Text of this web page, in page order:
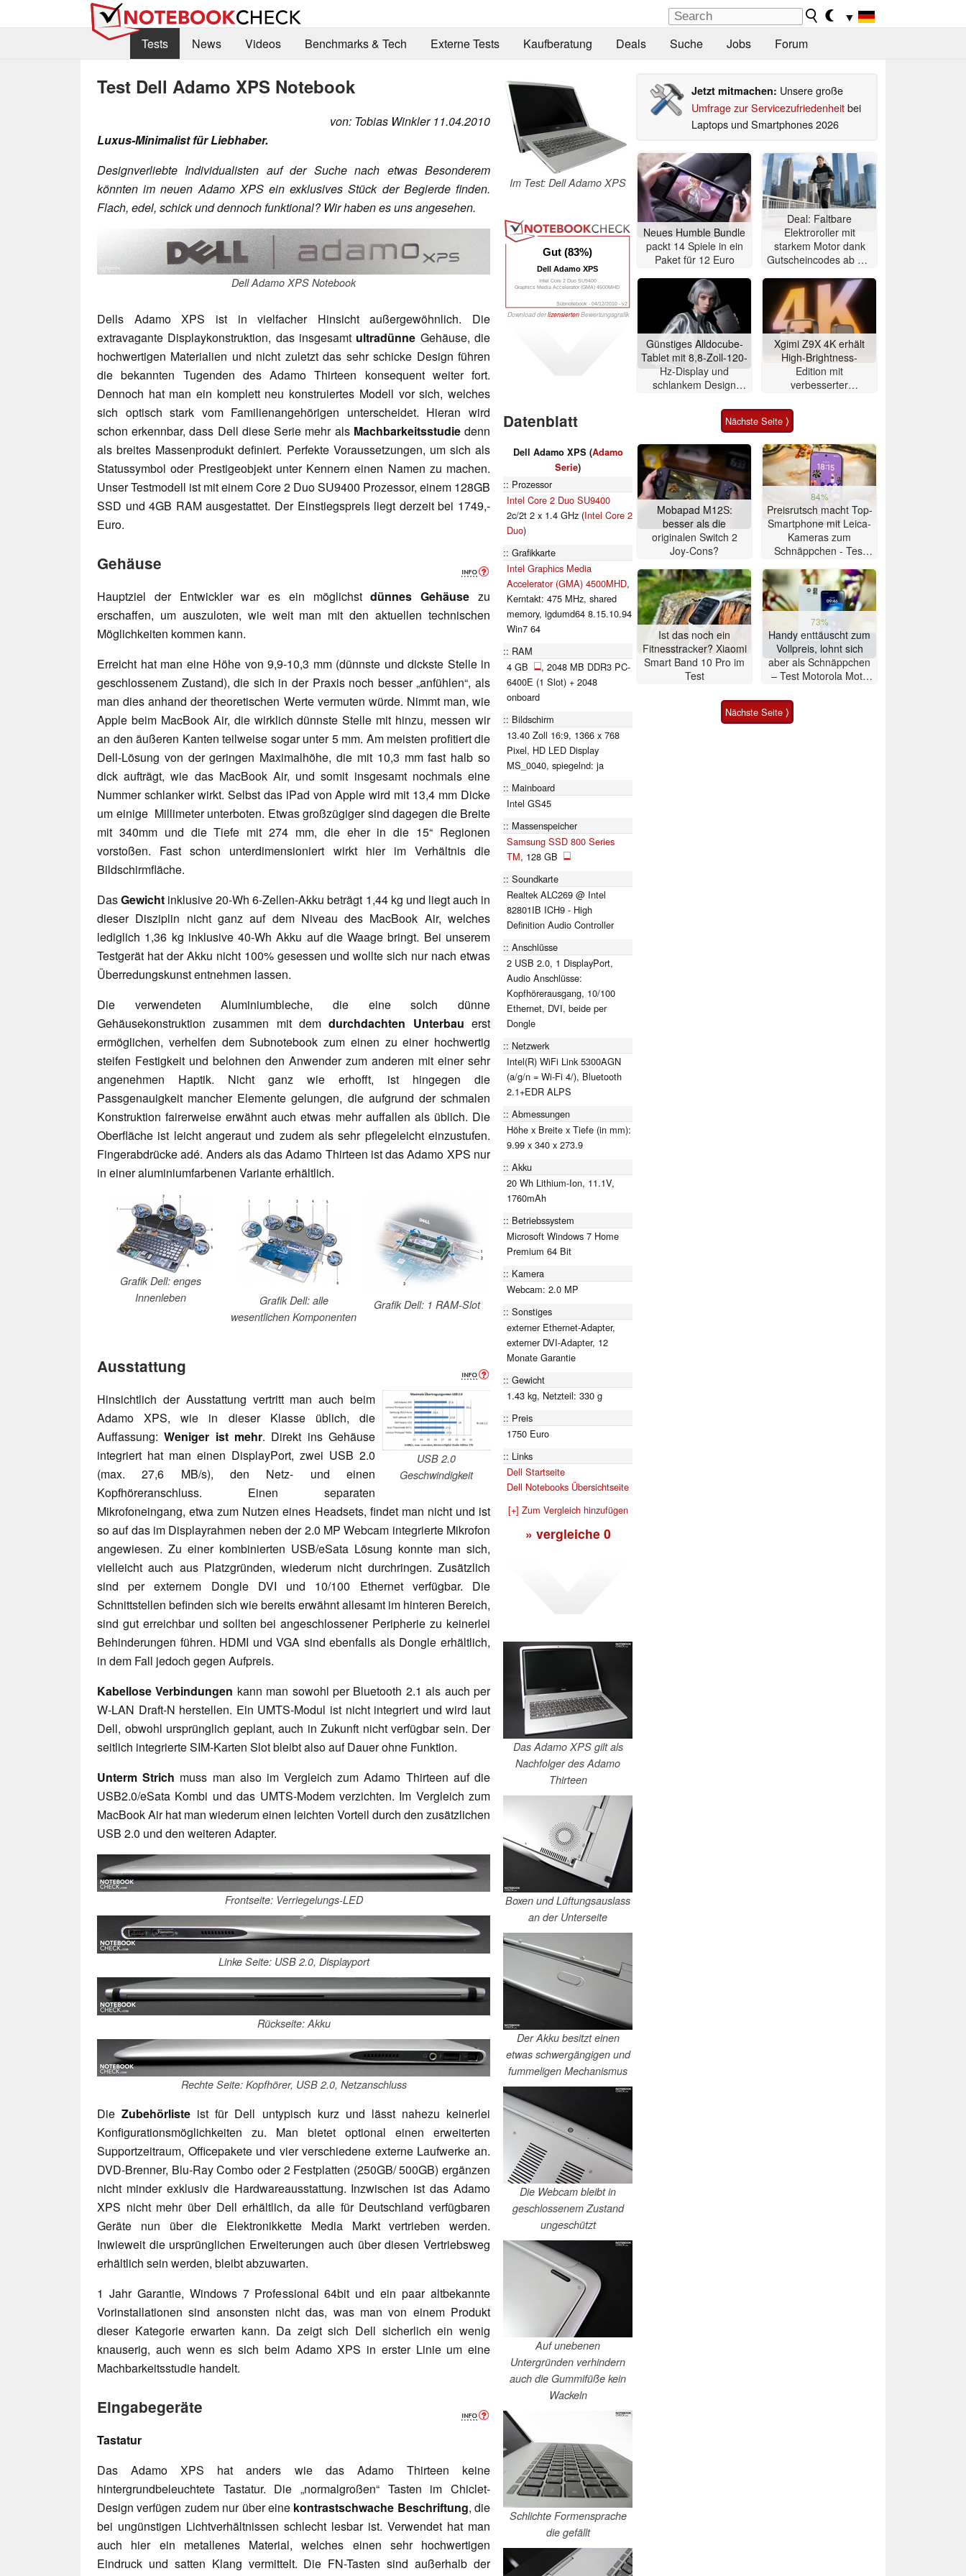
▼
Tests
News Videos Benchmarks & Tech Externe Tests Kaufberatung Deals Suche Jobs Forum
Test Dell Adamo XPS Notebook
von: Tobias Winkler 11.04.2010
Luxus-Minimalist für Liebhaber.
Designverliebte Individualisten auf der Suche nach etwas Besonderem
könnten im neuen Adamo XPS ein exklusives Stück der Begierde finden.
Flach, edel, schick und dennoch funktional? Wir haben es uns angesehen.
Dell Adamo XPS Notebook
Dells Adamo XPS ist in vielfacher Hinsicht außergewöhnlich. Die
extravagante Displaykonstruktion, das insgesamt ultradünne Gehäuse, die
hochwertigen Materialien und nicht zuletzt das sehr schicke Design führen
die bekannten Tugenden des Adamo Thirteen konsequent weiter fort.
Dennoch hat man ein komplett neu konstruiertes Modell vor sich, welches
sich optisch stark vom Familienangehörigen unterscheidet. Hieran wird
schon erkennbar, dass Dell diese Serie mehr als Machbarkeitsstudiedenn
als breites Massenprodukt definiert. Perfekte Voraussetzungen, um sich als
Statussymbol oder Prestigeobjekt unter Kennern einen Namen zu machen.
Unser Testmodell ist mit einem Core 2 Duo SU9400 Prozessor, einem 128GB
SSD und 4GB RAM ausgestattet. Der Einstiegspreis liegt derzeit bei 1749,-
Euro.
Gehäuse
Hauptziel der Entwickler war es ein möglichstdünnes Gehäuse zu
erschaffen, um auszuloten, wie weit man mit den aktuellen technischen
Möglichkeiten kommen kann.
Erreicht hat man eine Höhe von 9,9-10,3 mm (dünnste und dickste Stelle in
geschlossenem Zustand), die sich in der Praxis noch besser „anfühlen“, als
man dies anhand der theoretischen Werte vermuten würde. Nimmt man, wie
Apple beim MacBook Air, die wirklich dünnste Stelle mit hinzu, messen wir
an den äußeren Kanten teilweise sogar unter 5 mm. Am meisten profitiert die
Dell-Lösung von der geringen Maximalhöhe, die mit 10,3 mm fast halb so
dick aufträgt, wie das MacBook Air, und somit insgesamt nochmals eine
Nummer schlanker wirkt. Selbst das iPad von Apple wird mit 13,4 mm Dicke
um einige Millimeter unterboten. Etwas großzügiger sind dagegen die Breite
mit 340mm und die Tiefe mit 274 mm, die eher in die 15“ Regionen
vorstoßen. Fast schon unterdimensioniert wirkt hier im Verhältnis die
Bildschirmfläche.
DasGewicht inklusive 20-Wh 6-Zellen-Akku beträgt 1,44 kg und liegt auch in
dieser Disziplin nicht ganz auf dem Niveau des MacBook Air, welches
lediglich 1,36 kg inklusive 40-Wh Akku auf die Waage bringt. Bei unserem
Testgerät hat der Akku nicht 100% gesessen und wollte sich nur nach etwas
Überredungskunst entnehmen lassen.
Die verwendeten Aluminiumbleche, die eine solch dünne
Gehäusekonstruktion zusammen mit demdurchdachten Unterbau erst
ermöglichen, verhelfen dem Subnotebook zum einen zu einer hochwertig
steifen Festigkeit und belohnen den Anwender zum anderen mit einer sehr
angenehmen Haptik. Nicht ganz wie erhofft, ist hingegen die
Passgenauigkeit mancher Elemente gelungen, die aufgrund der schmalen
Konstruktion fairerweise erwähnt auch etwas mehr auffallen als üblich. Die
Oberfläche ist leicht angeraut und zudem als sehr pflegeleicht einzustufen.
Fingerabdrücke adé. Anders als das Adamo Thirteen ist das Adamo XPS nur
in einer aluminiumfarbenen Variante erhältlich.
Grafik Dell: enges
Innenleben
Grafik Dell: alle
wesentlichen Komponenten
Grafik Dell: 1 RAM-Slot
Ausstattung
USB 2.0
Geschwindigkeit
Hinsichtlich der Ausstattung vertritt man auch beim
Adamo XPS, wie in dieser Klasse üblich, die
Auffassung:Weniger ist mehr. Direkt ins Gehäuse
integriert hat man einen DisplayPort, zwei USB 2.0
(max. 27,6 MB/s), den Netz- und einen
Kopfhöreranschluss. Einen separaten
Mikrofoneingang, etwa zum Nutzen eines Headsets, findet man nicht und ist
so auf das im Displayrahmen neben der 2.0 MP Webcam integrierte Mikrofon
angewiesen. Zu einer kombinierten USB/eSata Lösung konnte man sich,
vielleicht auch aus Platzgründen, wiederum nicht durchringen. Zusätzlich
sind per externem Dongle DVI und 10/100 Ethernet verfügbar. Die
Schnittstellen befinden sich wie bereits erwähnt allesamt im hinteren Bereich,
sind gut erreichbar und sollten bei angeschlossener Peripherie zu keinerlei
Behinderungen führen. HDMI und VGA sind ebenfalls als Dongle erhältlich,
in dem Fall jedoch gegen Aufpreis.
Kabellose Verbindungen kann man sowohl per Bluetooth 2.1 als auch per
W-LAN Draft-N herstellen. Ein UMTS-Modul ist nicht integriert und wird laut
Dell, obwohl ursprünglich geplant, auch in Zukunft nicht verfügbar sein. Der
seitlich integrierte SIM-Karten Slot bleibt also auf Dauer ohne Funktion.
Unterm Strich muss man also im Vergleich zum Adamo Thirteen auf die
USB2.0/eSata Kombi und das UMTS-Modem verzichten. Im Vergleich zum
MacBook Air hat man wiederum einen leichten Vorteil durch den zusätzlichen
USB 2.0 und den weiteren Adapter.
Frontseite: Verriegelungs-LED
Linke Seite: USB 2.0, Displayport
Rückseite: Akku
Rechte Seite: Kopfhörer, USB 2.0, Netzanschluss
DieZubehörliste ist für Dell untypisch kurz und lässt nahezu keinerlei
Konfigurationsmöglichkeiten zu. Man bietet optional einen erweiterten
Supportzeitraum, Officepakete und vier verschiedene externe Laufwerke an.
DVD-Brenner, Blu-Ray Combo oder 2 Festplatten (250GB/ 500GB) ergänzen
nicht minder exklusiv die Hardwareausstattung. Inzwischen ist das Adamo
XPS nicht mehr über Dell erhältlich, da alle für Deutschland verfügbaren
Geräte nun über die Elektronikkette Media Markt vertrieben werden.
Inwieweit die ursprünglichen Erweiterungen auch über diesen Vertriebsweg
erhältlich sein werden, bleibt abzuwarten.
1 Jahr Garantie, Windows 7 Professional 64bit und ein paar altbekannte
Vorinstallationen sind ansonsten nicht das, was man von einem Produkt
dieser Kategorie erwarten kann. Da zeigt sich Dell sicherlich ein wenig
knauserig, auch wenn es sich beim Adamo XPS in erster Linie um eine
Machbarkeitsstudie handelt.
Eingabegeräte
Tastatur
Das Adamo XPS hat anders wie das Adamo Thirteen keine
hintergrundbeleuchtete Tastatur. Die „normalgroßen“ Tasten im Chiclet-
Design verfügen zudem nur über eine kontrastschwache Beschriftung, die
bei ungünstigen Lichtverhältnissen schlecht lesbar ist. Verwendet hat man
auch hier ein metallenes Material, welches einen sehr hochwertigen
Eindruck und satten Klang vermittelt. Die FN-Tasten sind außerhalb der
Im Test: Dell Adamo XPS
Gut (83%)
Dell Adamo XPS
Intel Core 2 Duo SU9400
Graphics Media Accelerator (GMA) 4500MHD
Subnotebook - 04/12/2010 - v2
Download derlizensiertenBewertungsgrafik
Datenblatt
Dell Adamo XPS (Adamo
Serie)
Prozessor
Intel Core 2 Duo SU9400
2c/2t 2 x 1.4 GHz (Intel Core 2
Duo)
Grafikkarte
Intel Graphics Media
Accelerator (GMA) 4500MHD,
Kerntakt: 475 MHz, shared
memory, igdumd64 8.15.10.94
Win7 64
RAM
4 GB
, 2048 MB DDR3 PC-
6400E (1 Slot) + 2048
onboard
Bildschirm
13.40 Zoll 16:9, 1366 x 768
Pixel, HD LED Display
MS_0040, spiegelnd: ja
Mainboard
Intel GS45
Massenspeicher
Samsung SSD 800 Series
TM, 128 GB
Soundkarte
Realtek ALC269 @ Intel
82801IB ICH9 - High
Definition Audio Controller
Anschlüsse
2 USB 2.0, 1 DisplayPort,
Audio Anschlüsse:
Kopfhörerausgang, 10/100
Ethernet, DVI, beide per
Dongle
Netzwerk
Intel(R) WiFi Link 5300AGN
(a/g/n = Wi-Fi 4/), Bluetooth
2.1+EDR ALPS
Abmessungen
Höhe x Breite x Tiefe (in mm):
9.99 x 340 x 273.9
Akku
20 Wh Lithium-Ion, 11.1V,
1760mAh
Betriebssystem
Microsoft Windows 7 Home
Premium 64 Bit
Kamera
Webcam: 2.0 MP
Sonstiges
externer Ethernet-Adapter,
externer DVI-Adapter, 12
Monate Garantie
Gewicht
1.43 kg, Netzteil: 330 g
Preis
1750 Euro
Links
Dell Startseite
Dell Notebooks Übersichtseite
[+] Zum Vergleich hinzufügen
» vergleiche 0
Das Adamo XPS gilt als
Nachfolger des Adamo
Thirteen
Boxen und Lüftungsauslass
an der Unterseite
Der Akku besitzt einen
etwas schwergängigen und
fummeligen Mechanismus
Die Webcam bleibt in
geschlossenem Zustand
ungeschützt
Auf unebenen
Untergründen verhindern
auch die Gummifüße kein
Wackeln
Schlichte Formensprache
die gefällt
Jetzt mitmachen: Unsere große
Umfrage zur Servicezufriedenheitbei
Laptops und Smartphones 2026
Neues Humble Bundle
packt 14 Spiele in ein
Paket für 12 Euro
Deal: Faltbare
Elektroroller mit
starkem Motor dank
Gutscheincodes ab nur
Günstiges Alldocube-
Tablet mit 8,8-Zoll-120-
Hz-Display und
schlankem Design
Xgimi Z9X 4K erhält
High-Brightness-
Edition mit
verbesserter
Nächste Seite ⟩
Mobapad M12S:
besser als die
originalen Switch 2
Joy-Cons?
84%
Preisrutsch macht Top-
Smartphone mit Leica-
Kameras zum
Schnäppchen - Test
Ist das noch ein
Fitnesstracker? Xiaomi
Smart Band 10 Pro im
Test
73%
Handy enttäuscht zum
Vollpreis, lohnt sich
aber als Schnäppchen
– Test Motorola Moto
Nächste Seite ⟩